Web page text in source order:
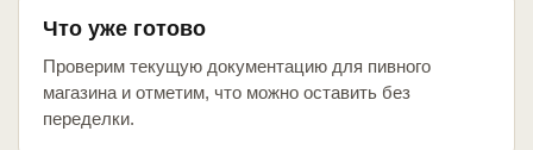
Что уже готово
Проверим текущую документацию для пивного
магазина и отметим, что можно оставить без
переделки.